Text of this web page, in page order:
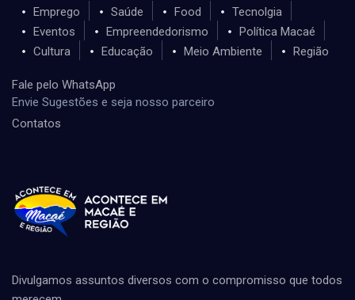
Emprego Saúde Food
Tecnolgia
Eventos
Empreendedorismo
Política Macaé
Cultura
Educação Meio Ambiente Região
Fale pelo WhatsApp
Envie Sugestões e seja nosso parceiro
Contatos
Divulgamos assuntos diversos com o compromisso que todos